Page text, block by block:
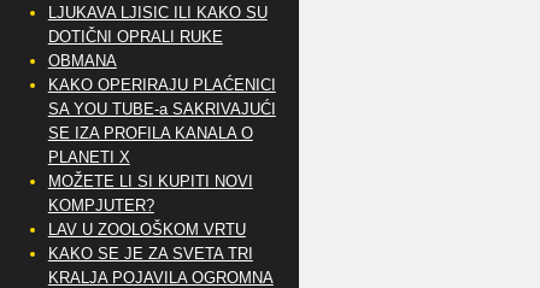
LJUKAVA LJISIC ILI KAKO SU
DOTIČNI OPRALI RUKE
OBMANA
KAKO OPERIRAJU PLAĆENICI
SA YOU TUBE-a SAKRIVAJUĆI
SE IZA PROFILA KANALA O
PLANETI X
MOŽETE LI SI KUPITI NOVI
KOMPJUTER?
LAV U ZOOLOŠKOM VRTU
KAKO SE JE ZA SVETA TRI
KRALJA POJAVILA OGROMNA